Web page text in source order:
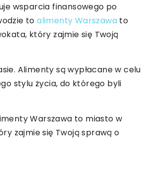
wsparcia finansowego po
toalimenty Warszawa to
który zajmie się Twoją
Alimenty są wypłacane w celu
stylu życia, do którego byli
Warszawa to miasto w
zajmie się Twoją sprawą o